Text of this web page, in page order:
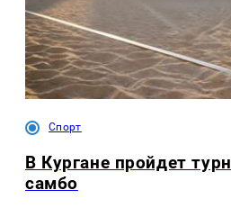
Спорт
В Кургане пройдет
самбо